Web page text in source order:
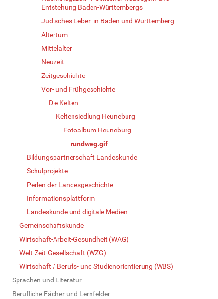
Entstehung Baden-Württembergs
Jüdisches Leben in Baden und Württemberg
Altertum
Mittelalter
Neuzeit
Zeitgeschichte
Vor- und Frühgeschichte
Die Kelten
Keltensiedlung Heuneburg
Fotoalbum Heuneburg
rundweg.gif
Bildungspartnerschaft Landeskunde
Schulprojekte
Perlen der Landesgeschichte
Informationsplattform
Landeskunde und digitale Medien
Gemeinschaftskunde
Wirtschaft-Arbeit-Gesundheit (WAG)
Welt-Zeit-Gesellschaft (WZG)
Wirtschaft / Berufs- und Studienorientierung (WBS)
Sprachen und Literatur
Berufliche Fächer und Lernfelder